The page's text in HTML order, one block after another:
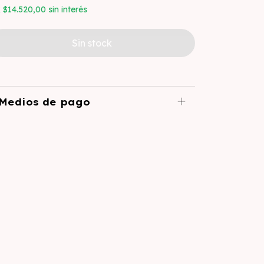
$14.520,00 sin interés
de pago